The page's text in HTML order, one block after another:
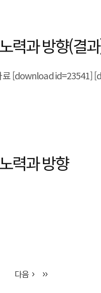
력과 방향(결
료 [download
력과 방향
다음